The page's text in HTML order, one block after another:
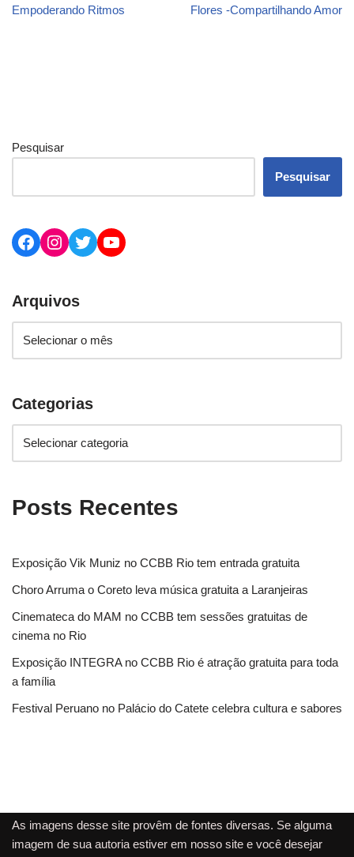
Empoderando Ritmos
Flores -Compartilhando Amor
Pesquisar
Pesquisar
Arquivos
Categorias
Posts Recentes
Exposição Vik Muniz no CCBB Rio tem entrada gratuita
Choro Arruma o Coreto leva música gratuita a Laranjeiras
Cinemateca do MAM no CCBB tem sessões gratuitas de
cinema no Rio
Exposição INTEGRA no CCBB Rio é atração gratuita para toda
a família
Festival Peruano no Palácio do Catete celebra cultura e sabores
As imagens desse site provêm de fontes diversas. Se alguma
imagem de sua autoria estiver em nosso site e você desejar